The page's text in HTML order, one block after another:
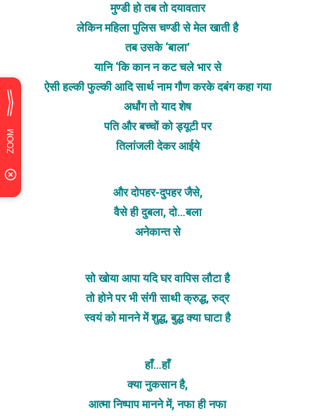
मुण्डी हो तब तो दयावतार
लेकिन महिला पुलिस चण्डी से मेल खाती है
तब उसके ‘बाला’
यानि ‘कि कान न कट चले भार से
ऐसी हल्की फुल्की आदि सार्थ नाम गौण करके दबंग कहा गया
अर्धांग तो याद शेष
पति और बच्चों को ड्यूटी पर
तिलांजली देकर आईये
और दोपहर-दुपहर जैसे,
वैसे ही दुबला, दो…बला
अनेकान्त से
सो खोया आपा यदि घर वापिस लौटा है
तो होने पर भी संंगी साथी क्रुद्ध, रुद्र
स्वयं को मानने में शुद्ध, बुद्ध क्या घाटा है
हाँ…हाँ
क्या नुकसान है,
आत्मा निष्पाप मानने में, नफा ही नफा